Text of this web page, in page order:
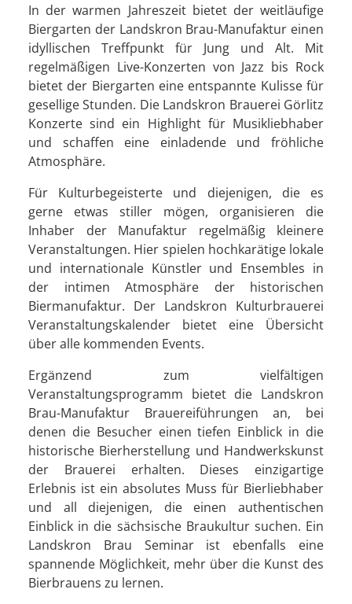
In der warmen Jahreszeit bietet der weitläufige
Biergarten der Landskron Brau-Manufaktur einen
idyllischen Treffpunkt für Jung und Alt. Mit
regelmäßigen Live-Konzerten von Jazz bis Rock
bietet der Biergarten eine entspannte Kulisse für
gesellige Stunden. Die Landskron Brauerei Görlitz
Konzerte sind ein Highlight für Musikliebhaber
und schaffen eine einladende und fröhliche
Atmosphäre.
Für Kulturbegeisterte und diejenigen, die es
gerne etwas stiller mögen, organisieren die
Inhaber der Manufaktur regelmäßig kleinere
Veranstaltungen. Hier spielen hochkarätige lokale
und internationale Künstler und Ensembles in
der intimen Atmosphäre der historischen
Biermanufaktur. Der Landskron Kulturbrauerei
Veranstaltungskalender bietet eine Übersicht
über alle kommenden Events.
Ergänzend zum vielfältigen
Veranstaltungsprogramm bietet die Landskron
Brau-Manufaktur Brauereiführungen an, bei
denen die Besucher einen tiefen Einblick in die
historische Bierherstellung und Handwerkskunst
der Brauerei erhalten. Dieses einzigartige
Erlebnis ist ein absolutes Muss für Bierliebhaber
und all diejenigen, die einen authentischen
Einblick in die sächsische Braukultur suchen. Ein
Landskron Brau Seminar ist ebenfalls eine
spannende Möglichkeit, mehr über die Kunst des
Bierbrauens zu lernen.